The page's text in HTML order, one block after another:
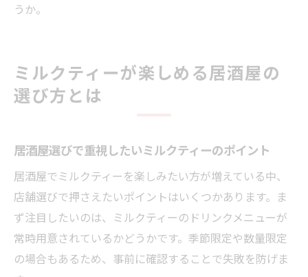
うか。
ミルクティーが楽しめる居酒屋の
選び方とは
居酒屋選びで重視したいミルクティーのポイント
居酒屋でミルクティーを楽しみたい方が増えている中、
店舗選びで押さえたいポイントはいくつかあります。ま
ず注目したいのは、ミルクティーのドリンクメニューが
常時用意されているかどうかです。季節限定や数量限定
の場合もあるため、事前に確認することで失敗を防げま